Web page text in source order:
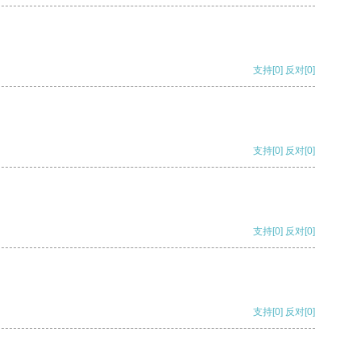
支持[0] 反对[0]
支持[0] 反对[0]
支持[0] 反对[0]
支持[0] 反对[0]